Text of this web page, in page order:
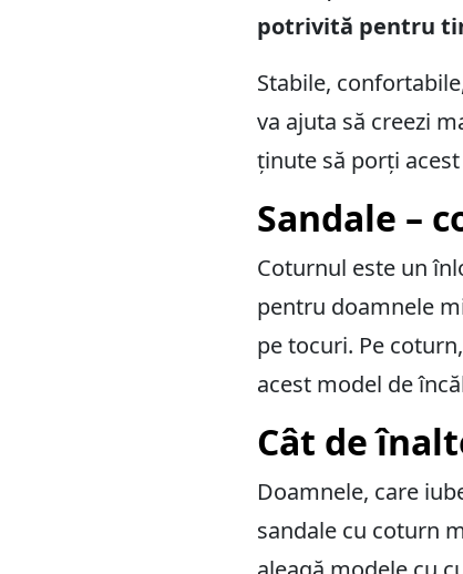
potrivită pentru
Stabile,
va ajuta să creezi
ținute să porți
Sandale –
Coturnul este un
pentru doamnele
pe tocuri. Pe
acest model de
Cât de
Doamnele, care
sandale cu coturn